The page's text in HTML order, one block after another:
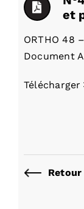
et
ORTHO 48
Document
Télécharger